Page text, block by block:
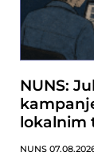
NUNS:
lokalnim
NUNS